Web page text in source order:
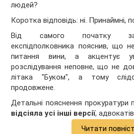
людей?
Коротка відповідь: ні. Принаймні,
Від самого початку
експідполковника пояснив, що
питання вини, а акцентує
розслідування неповне, що не
літака "Буком", а тому
продовжене.
Детальні пояснення прокуратури
відсіяла усі інші версії,
Читати